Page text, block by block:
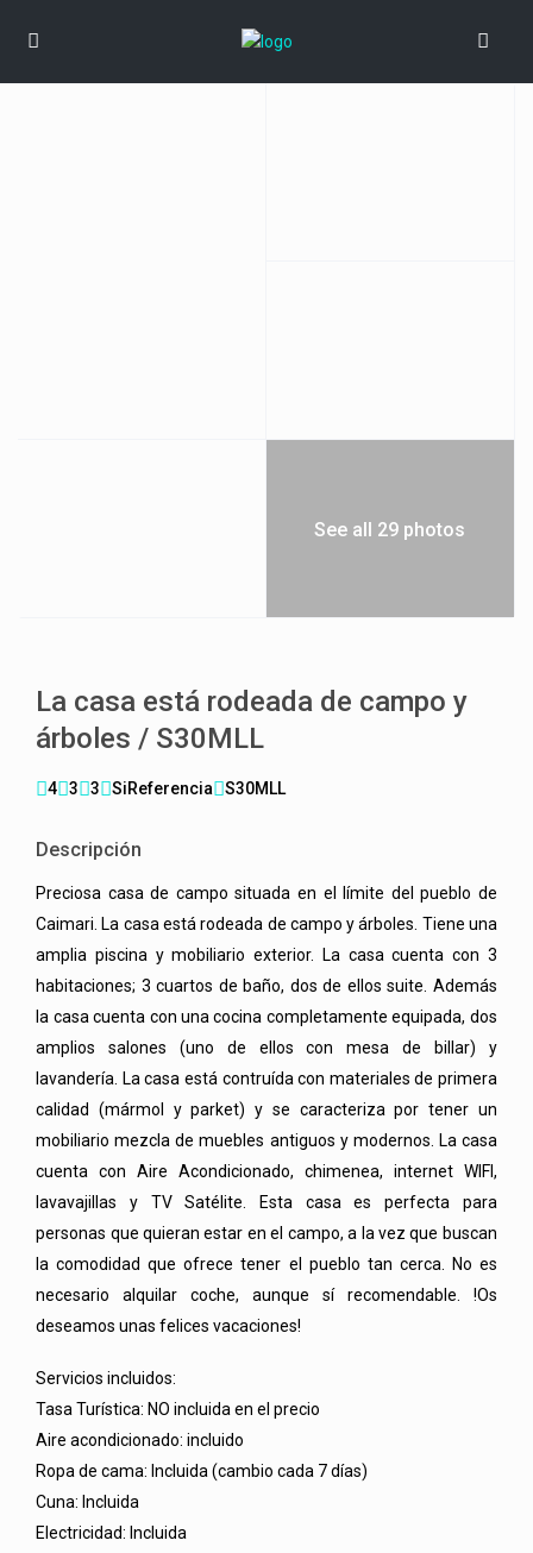
See all 29 photos
La casa está rodeada de campo y
árboles / S30MLL
4 3 3 SiReferencia S30MLL
Descripción
Preciosa casa de campo situada en el límite del pueblo de
Caimari. La casa está rodeada de campo y árboles. Tiene una
amplia piscina y mobiliario exterior. La casa cuenta con 3
habitaciones; 3 cuartos de baño, dos de ellos suite. Además
la casa cuenta con una cocina completamente equipada, dos
amplios salones (uno de ellos con mesa de billar) y
lavandería. La casa está contruída con materiales de primera
calidad (mármol y parket) y se caracteriza por tener un
mobiliario mezcla de muebles antiguos y modernos. La casa
cuenta con Aire Acondicionado, chimenea, internet WIFI,
lavavajillas y TV Satélite. Esta casa es perfecta para
personas que quieran estar en el campo, a la vez que buscan
la comodidad que ofrece tener el pueblo tan cerca. No es
necesario alquilar coche, aunque sí recomendable. !Os
deseamos unas felices vacaciones!
Servicios incluidos:
Tasa Turística: NO incluida en el precio
Aire acondicionado: incluido
Ropa de cama: Incluida (cambio cada 7 días)
Cuna: Incluida
Electricidad: Incluida